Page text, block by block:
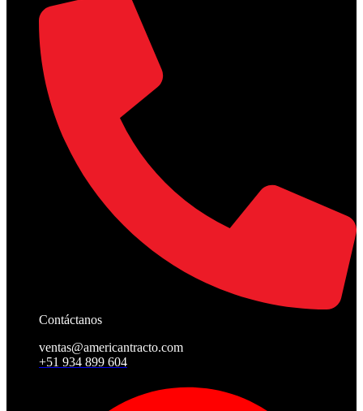
Contáctanos
ventas@americantracto.com
+51 934 899 604